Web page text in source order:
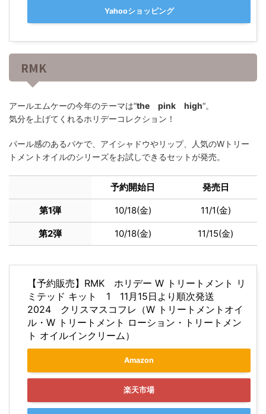
Yahooショッピング
RMK
アールエムケーの今年のテーマは“the pink high“。
気分を上げてくれるホリデーコレクション！
パール感のあるパケで、アイシャドウやリップ、人気のWトリー
トメントオイルのシリーズをお試しできるセットが発売。
予約開始日 発売日
第1弾 10/18(金) 11/1(金)
第2弾 10/18(金) 11/15(金)
【予約販売】RMK ホリデー W トリートメント リ
ミテッド キット 1 11月15日より順次発送
2024 クリスマスコフレ（W トリートメントオイ
ル・W トリートメント ローション・トリートメン
ト オイルインクリーム）
Amazon
楽天市場